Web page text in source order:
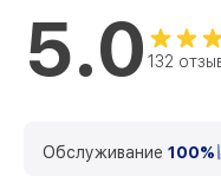
5.0 132
Обслуживание 100%